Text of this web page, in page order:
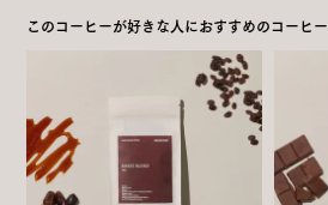
このコーヒーが好きな人におすすめのコーヒー